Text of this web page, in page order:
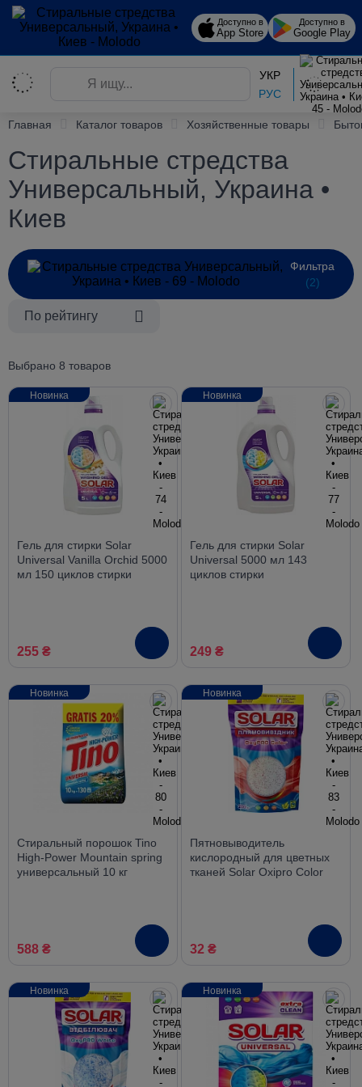
Доступно в
App Store
Доступно в
Google Play
УКР
РУС
Главная Каталог товаров Хозяйственные товары
Стиральные стредства
Универсальный, Украина •
Киев
Фильтра
(2)
По рейтингу
Выбрано 8 товаров
Гель для стирки Solar
Universal Vanilla Orchid 5000
мл 150 циклов стирки
255 ₴
Новинка
Гель для стирки Solar
Universal 5000 мл 143
циклов стирки
249 ₴
Новинка
Стиральный порошок Tino
High-Power Mountain spring
универсальный 10 кг
588 ₴
Новинка
Пятновыводитель
кислородный для цветных
тканей Solar Oxipro Color
32 ₴
Новинка
Новинка Новинка